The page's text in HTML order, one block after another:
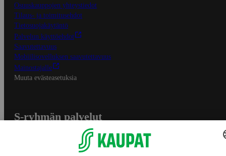
Osuuskauppojen yhteystiedot
Tilaus- ja toimitusehdot
Tietosuojakäytäntö
Palvelun käyttöehdot
Saavutettavuus
Mobiilisovelluksen saavutettavuus
Mainostajalle
Muuta evästeasetuksia
S-ryhmän palvelut